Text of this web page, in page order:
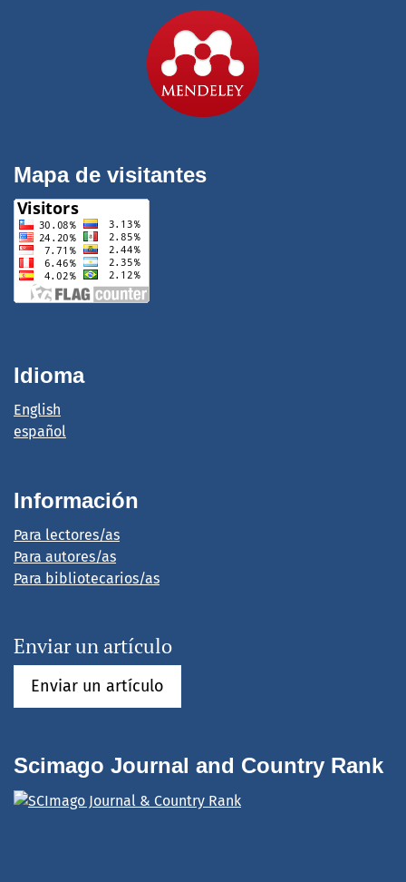
Mapa de visitantes
Idioma
English
español
Información
Para lectores/as
Para autores/as
Para bibliotecarios/as
Enviar un artículo
Enviar un artículo
Scimago Journal and Country Rank